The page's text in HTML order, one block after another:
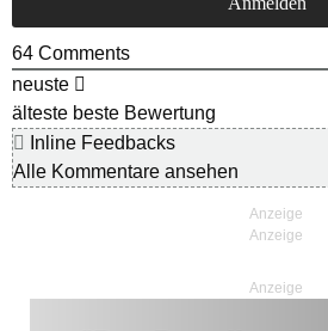
64 Comments
neuste
älteste beste Bewertung
Inline Feedbacks
Alle Kommentare ansehen
Anzeige